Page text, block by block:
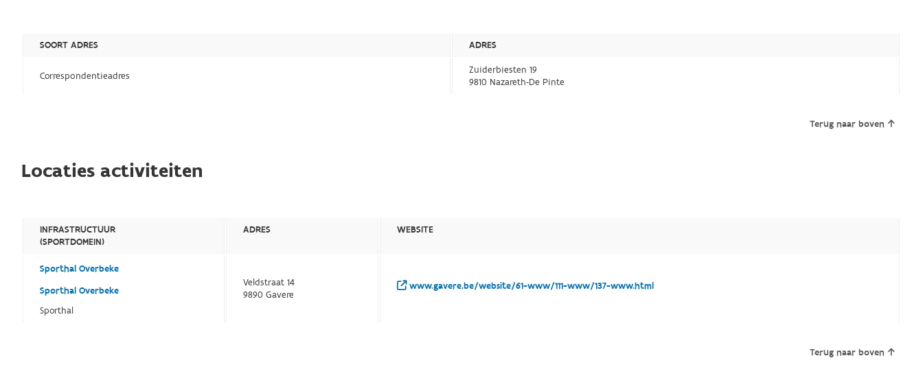
SOORT ADRES ADRES
Correspondentieadres
Zuiderbiesten 19
9810 Nazareth-De Pinte
Terug naar boven
Locaties activiteiten
INFRASTRUCTUUR
(SPORTDOMEIN)
ADRES WEBSITE
Sporthal Overbeke
Sporthal Overbeke
Sporthal
Veldstraat 14
9890 Gavere
www.gavere.be/website/61-www/111-www/137-www.html
Terug naar boven